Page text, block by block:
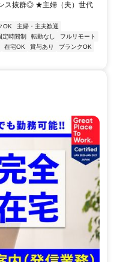
ス抜群◎ ★主婦（夫）世代
OK
主婦・主夫歓迎
定時間制 転勤なし
フルリモート
在宅OK 賞与あり
ブランクOK